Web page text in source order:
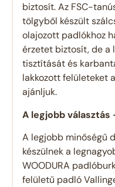
biztosít. Az FSC-
tölgyből készült
olajozott padlókhoz
érzetet biztosít, de a
tisztítását és
lakkozott felületeket
ajánljuk.
A legjobb választás
A legjobb minőségű
készülnek a
WOODURA
felületű padló